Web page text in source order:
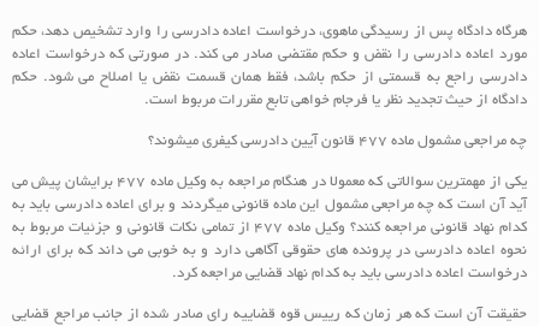
هرگاه دادگاه پس از رسیدگی ماهوی، درخواست اعاده دادرسی را وارد تشخیص دهد، حکم
مورد اعاده دادرسی را نقض و حکم مقتضی صادر می کند. در صورتی که درخواست اعاده
دادرسی راجع به قسمتی از حکم باشد، فقط همان قسمت نقض یا اصلاح می شود. حکم
دادگاه از حیث تجدید نظر یا فرجام خواهی تابع مقررات مربوط است.
چه مراجعی مشمول ماده 477 قانون آیین دادرسی کیفری میشوند؟
یکی از مهمترین سوالاتی که معمولا در هنگام مراجعه به وکیل ماده 477 برایشان پیش می
آید آن است که چه مراجعی مشمول این ماده قانونی میگردند و برای اعاده دادرسی باید به
کدام نهاد قانونی مراجعه کنند؟ وکیل ماده 477 از تمامی نکات قانونی و جزئیات مربوط به
نحوه اعاده دادرسی در پرونده های حقوقی آگاهی دارد و به خوبی می داند که برای ارائه
درخواست اعاده دادرسی باید به کدام نهاد قضایی مراجعه کرد.
حقیقت آن است که هر زمان که رییس قوه قضاییه رای صادر شده از جانب مراجع قضایی